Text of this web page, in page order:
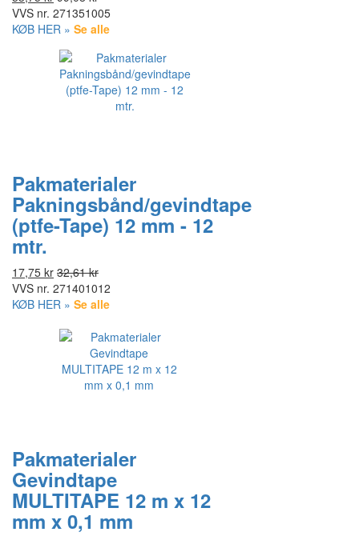
VVS nr. 271351005
KØB HER » Se alle
Pakmaterialer
Pakningsbånd/gevindtape
(ptfe-Tape) 12 mm - 12
mtr.
17,75 kr 32,61 kr
VVS nr. 271401012
KØB HER » Se alle
Pakmaterialer
Gevindtape
MULTITAPE 12 m x 12
mm x 0,1 mm